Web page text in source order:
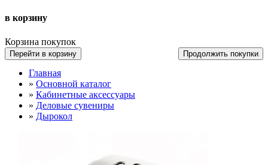
в корзину
Корзина покупок
Перейти в корзину Продолжить покупки
Главная
» Основной каталог
» Кабинетные аксессуары
» Деловые сувениры
» Дырокол